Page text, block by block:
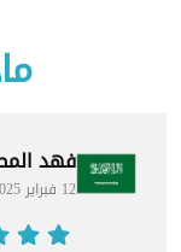
فهد
12 فبراير 2025